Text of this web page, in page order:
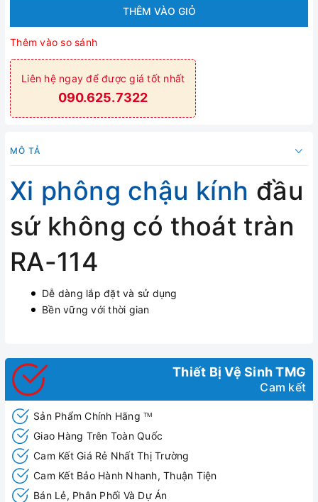
THÊM VÀO GIỎ
Thêm vào so sánh
Liên hệ ngay để được giá tốt nhất
090.625.7322
MÔ TẢ
Xi phông chậu kính đầu
sứ không có thoát tràn
RA-114
Dễ dàng lắp đặt và sử dụng
Bền vững với thời gian
Thiết Bị Vệ Sinh TMG
Cam kết
Sản Phẩm Chính Hãng TM
Giao Hàng Trên Toàn Quốc
Cam Kết Giá Rẻ Nhất Thị Trường
Cam Kết Bảo Hành Nhanh, Thuận Tiện
Bán Lẻ, Phân Phối Và Dự Án